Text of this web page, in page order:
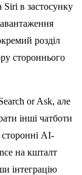
Siri в застосунку
розділ
стороннього
or Ask, але
інші чатботи
AI-
на кшталт
інтеграцію